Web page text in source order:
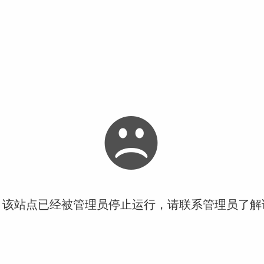
站点已经被管理员停止运行，请联系管理员了